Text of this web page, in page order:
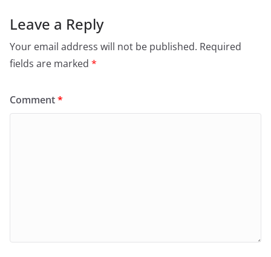
Leave a Reply
Your email address will not be published. Required
fields are marked *
Comment*